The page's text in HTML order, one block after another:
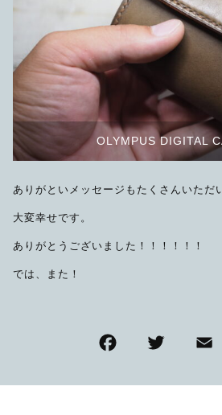
OLYMPUS DIGITAL
ありがといメッセージもたくさんいただ
大変幸せです。
ありがとうございました！！！！！！
では、また！